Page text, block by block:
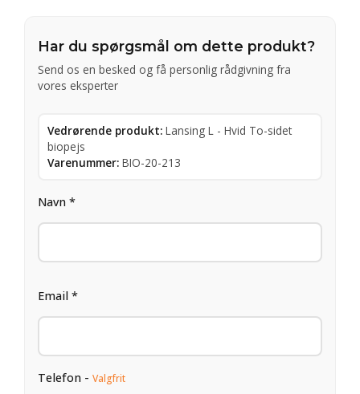
Har du spørgsmål om dette produkt?
Send os en besked og få personlig rådgivning fra
vores eksperter
Vedrørende produkt: Lansing L - Hvid To-sidet
biopejs
Varenummer: BIO-20-213
Navn *
Email *
Telefon - Valgfrit